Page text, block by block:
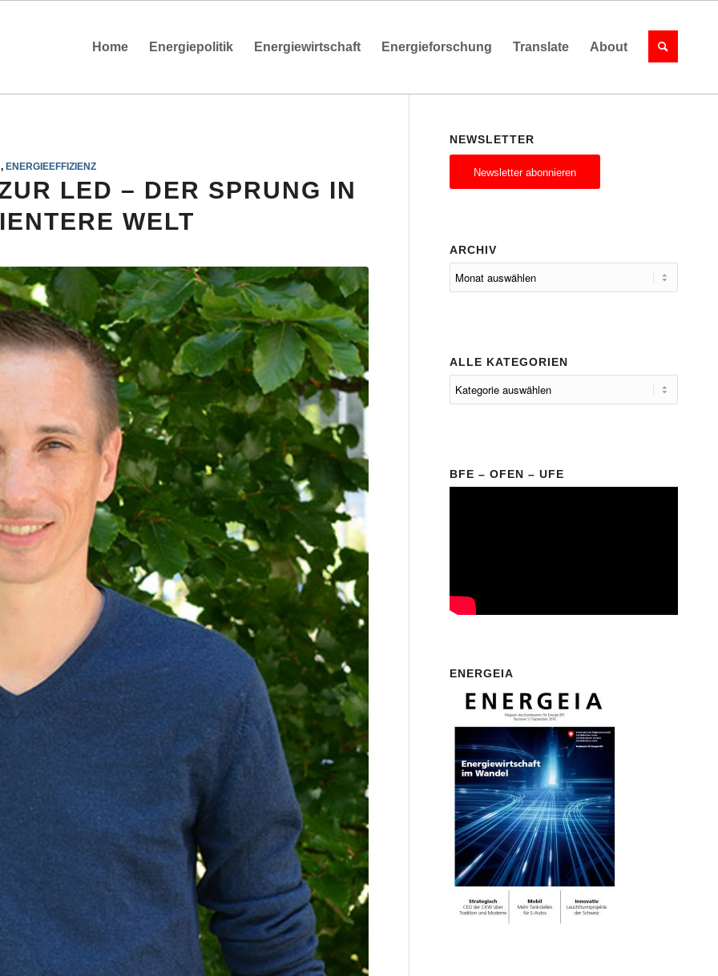
Home Energiepolitik Energiewirtschaft Energieforschung Translate About
,ENERGIEEFFIZIENZ
LED – DER SPRUNG IN
WELT
NEWSLETTER
Newsletter abonnieren
ARCHIV
ALLE KATEGORIEN
BFE – OFEN – UFE
ENERGEIA